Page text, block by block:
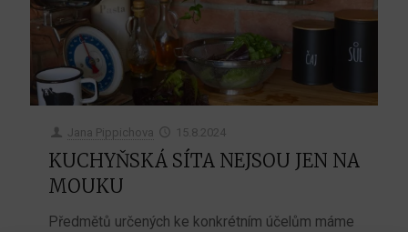
Jana Pippichova 15.8.2024
KUCHYŇSKÁ SÍTA NEJSOU JEN NA
MOUKU
Předmětů určených ke konkrétním účelům máme